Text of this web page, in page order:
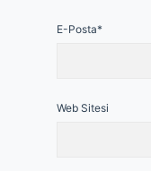
E-Posta*
Web Sitesi